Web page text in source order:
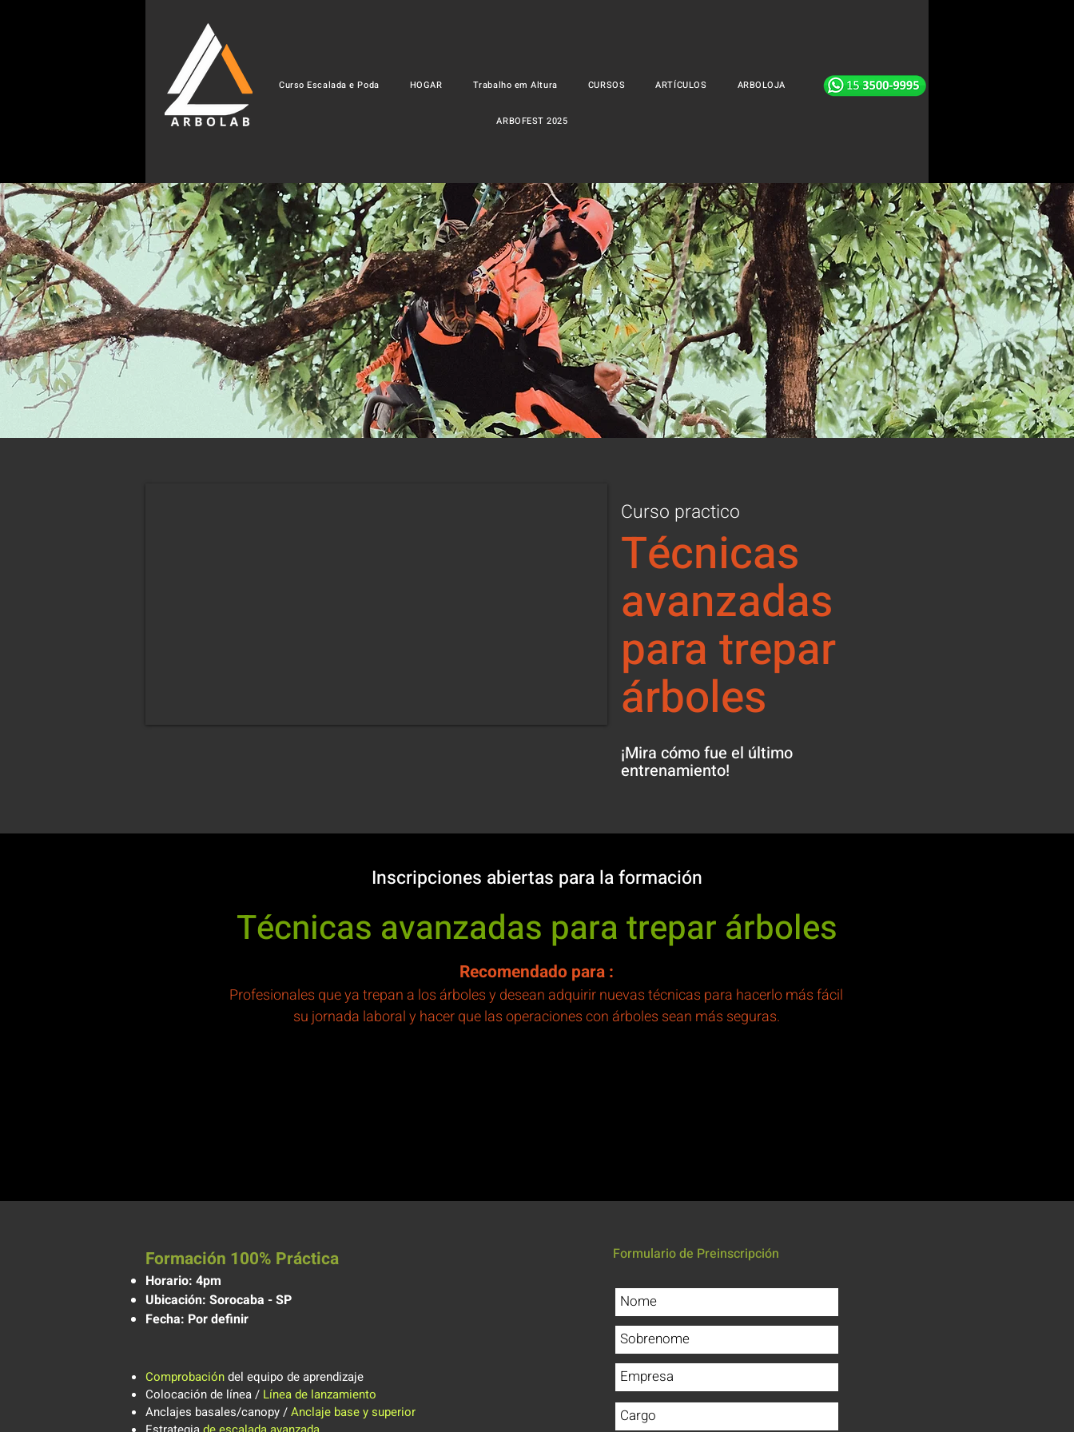
Curso Escalada e Poda HOGAR Trabalho em Altura CURSOS ARTÍCULOS ARBOLOJA
ARBOFEST 2025
Curso practico
Técnicas
avanzadas
para trepar
árboles
¡Mira cómo fue el último
entrenamiento!
Inscripciones abiertas para la formación
Técnicas avanzadas para trepar árboles
Recomendado para :
Profesionales que ya trepan a los árboles y desean adquirir nuevas técnicas para hacerlo más fácil
su jornada laboral y hacer que las operaciones con árboles sean más seguras.
Formación 100% Práctica
Horario: 4pm
Ubicación: Sorocaba - SP
Fecha: Por definir
Comprobacióndel equipo de aprendizaje
Colocación de línea / Línea de lanzamiento
Anclajes basales/canopy /Anclaje base y superior
Formulario de Preinscripción